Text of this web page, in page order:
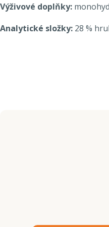
Výživové doplňky:
Analytické složky: 28 %